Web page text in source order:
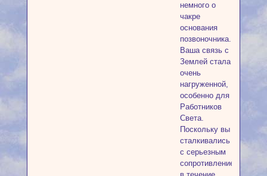
немного о
чакре
основания
позвоночника.
Ваша связь с
Землей стала
очень
нагруженной,
особенно для
Работников
Света.
Поскольку вы
сталкивались
с серьезным
сопротивлением